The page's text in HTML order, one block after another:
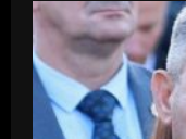
i
g